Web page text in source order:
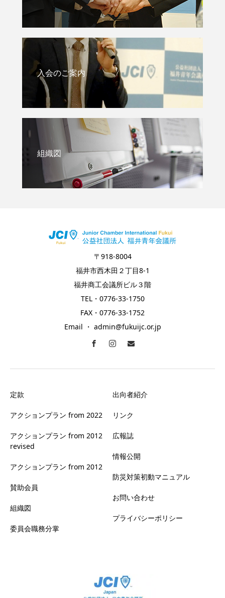
入会のご案内
組織図
〒918-8004
福井市西木田２丁目8-1
福井商工会議所ビル３階
TEL・0776-33-1750
FAX・0776-33-1752
Email ・ admin@fukuijc.or.jp
定款
アクションプラン from 2022
アクションプラン from 2012
revised
アクションプラン from 2012
賛助会員
組織図
委員会職務分掌
出向者紹介
リンク
広報誌
情報公開
防災対策初動マニュアル
お問い合わせ
プライバシーポリシー